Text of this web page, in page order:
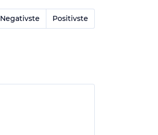
Negativste Positivste